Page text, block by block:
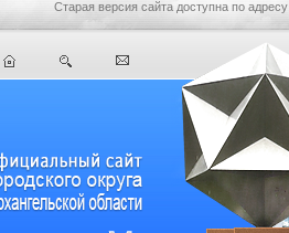
Старая версия сайта доступна по адресу